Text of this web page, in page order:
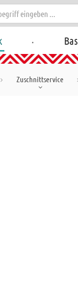
.
Zuschnittservice